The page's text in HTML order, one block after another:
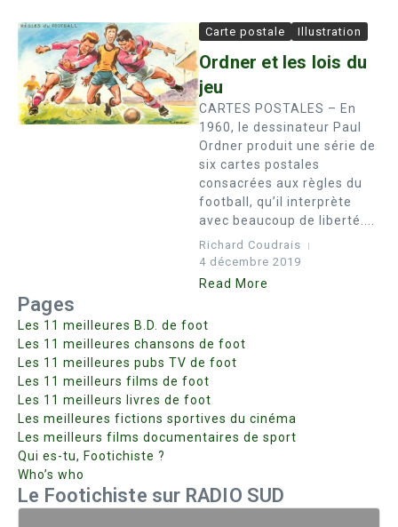
Carte postale Illustration
Ordner et les lois du
jeu
CARTES POSTALES – En
1960, le dessinateur Paul
Ordner produit une série de
six cartes postales
consacrées aux règles du
football, qu’il interprète
avec beaucoup de liberté....
Richard Coudrais
4 décembre 2019
Read More
Pages
Les 11 meilleures B.D. de foot
Les 11 meilleures chansons de foot
Les 11 meilleures pubs TV de foot
Les 11 meilleurs films de foot
Les 11 meilleurs livres de foot
Les meilleures fictions sportives du cinéma
Les meilleurs films documentaires de sport
Qui es-tu, Footichiste ?
Who’s who
Le Footichiste sur RADIO SUD